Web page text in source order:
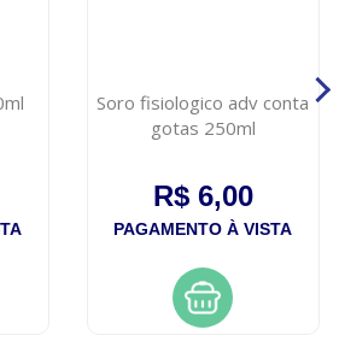
Soro fisiologico adv conta
gotas 250ml
R$ 6,00
PAGAMENTO À VISTA